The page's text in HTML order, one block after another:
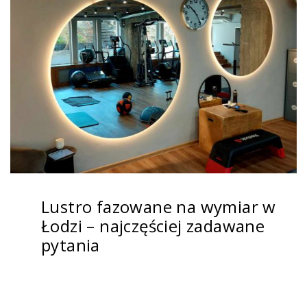
Lustro fazowane na wymiar w
Łodzi – najczęściej zadawane
pytania